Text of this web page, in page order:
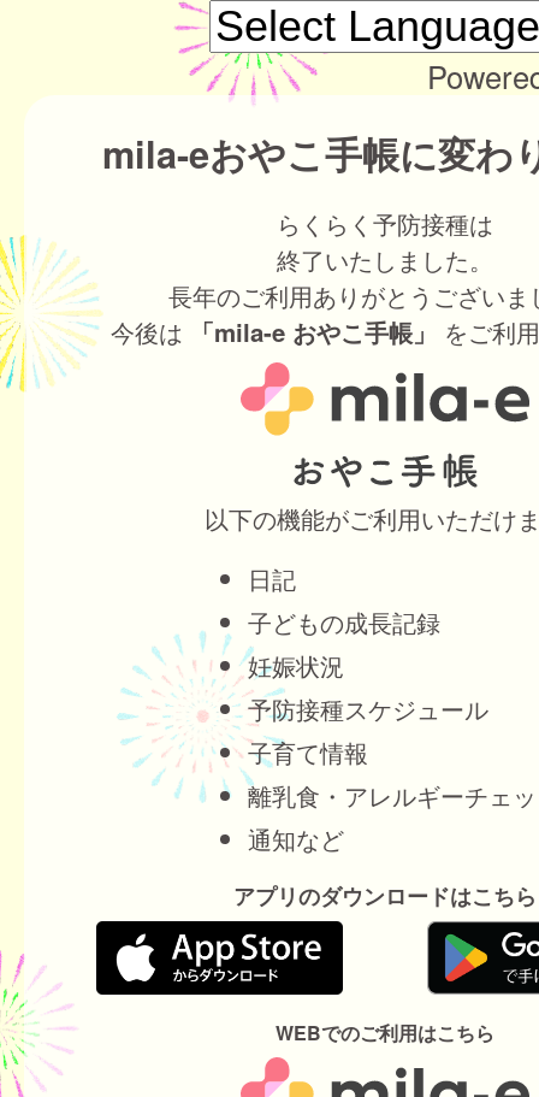
mila-eおやこ手帳に変わ
らくらく予防接種は
終了いたしました。
長年のご利用ありがとうございま
今後は
「mila-e おやこ手帳」 をご利
以下の機能がご利用いただけ
日記
子どもの成長記録
妊娠状況
予防接種スケジュール
子育て情報
離乳食・アレルギーチェ
通知など
アプリのダウンロードはこちら
WEBでのご利用はこちら